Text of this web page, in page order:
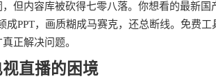
但内容库被砍得七零八落。你想看的最新
PPT，画质糊成马赛克，还总断线。免费
正解决问题。
直播的困境